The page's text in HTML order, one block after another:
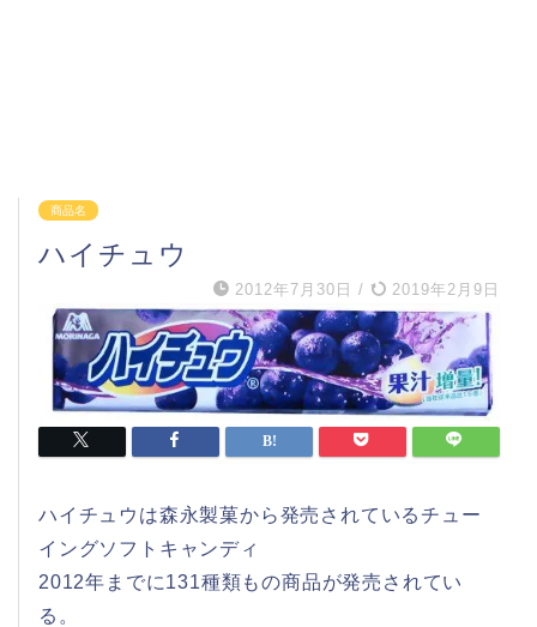
商品名
ハイチュウ
2012年7月30日 / 2019年2月9日
ハイチュウは森永製菓から発売されているチュー
イングソフトキャンディ
2012年までに131種類もの商品が発売されてい
る。